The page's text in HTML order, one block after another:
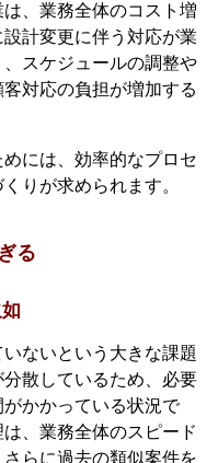
、業務全体のコスト増
計変更に伴う対応が業
スケジュールの調整や
対応の負担が増加する
には、効率的なプロセ
りが求められます。
る
ないという大きな課題
散しているため、必要
かかっている状況で
、業務全体のスピード
らに過去の類似案件を